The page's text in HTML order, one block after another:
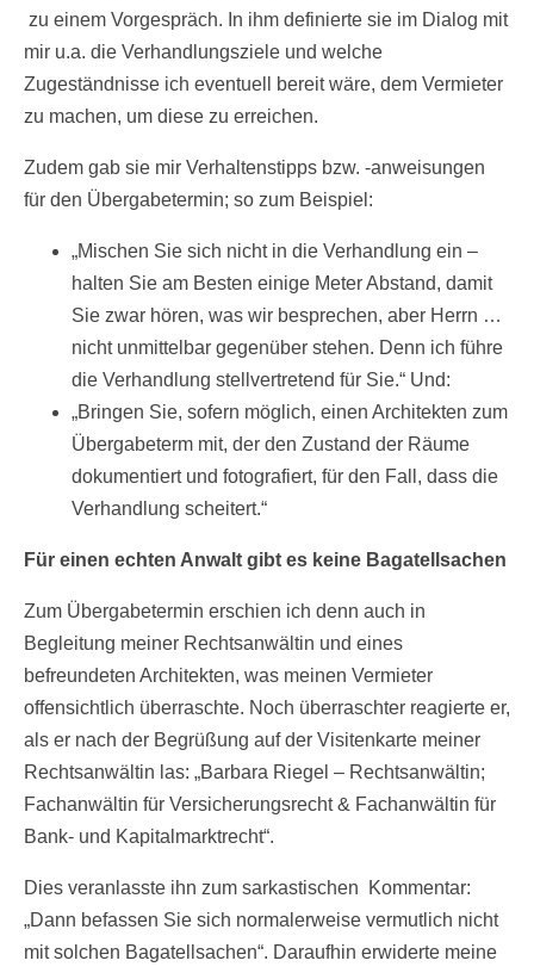
zu einem Vorgespräch. In ihm definierte sie im Dialog mit
mir u.a. die Verhandlungsziele und welche
Zugeständnisse ich eventuell bereit wäre, dem Vermieter
zu machen, um diese zu erreichen.
Zudem gab sie mir Verhaltenstipps bzw. -anweisungen
für den Übergabetermin; so zum Beispiel:
„Mischen Sie sich nicht in die Verhandlung ein –
halten Sie am Besten einige Meter Abstand, damit
Sie zwar hören, was wir besprechen, aber Herrn …
nicht unmittelbar gegenüber stehen. Denn ich führe
die Verhandlung stellvertretend für Sie.“ Und:
„Bringen Sie, sofern möglich, einen Architekten zum
Übergabeterm mit, der den Zustand der Räume
dokumentiert und fotografiert, für den Fall, dass die
Verhandlung scheitert.“
Für einen echten Anwalt gibt es keine Bagatellsachen
Zum Übergabetermin erschien ich denn auch in
Begleitung meiner Rechtsanwältin und eines
befreundeten Architekten, was meinen Vermieter
offensichtlich überraschte. Noch überraschter reagierte er,
als er nach der Begrüßung auf der Visitenkarte meiner
Rechtsanwältin las: „Barbara Riegel – Rechtsanwältin;
Fachanwältin für Versicherungsrecht & Fachanwältin für
Bank- und Kapitalmarktrecht“.
Dies veranlasste ihn zum sarkastischen Kommentar:
„Dann befassen Sie sich normalerweise vermutlich nicht
mit solchen Bagatellsachen“. Daraufhin erwiderte meine